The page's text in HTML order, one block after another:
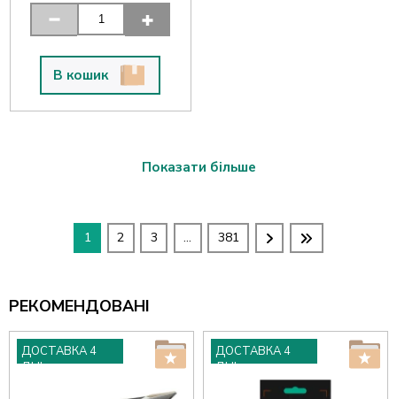
В кошик
Показати більше
1 2 3 ... 381
РЕКОМЕНДОВАНІ
ДОСТАВКА 4
ДНІ
ДОСТАВКА 4
ДНІ